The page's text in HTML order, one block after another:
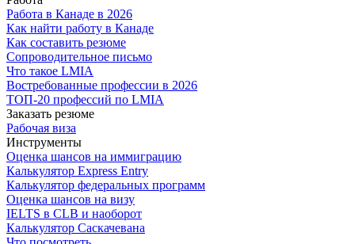
Работа в Канаде в 2026
Как найти работу в Канаде
Как составить резюме
Сопроводительное письмо
Что такое LMIA
Востребованные профессии в 2026
ТОП-20 профессий по LMIA
Заказать резюме
Рабочая виза
Инструменты
Оценка шансов на иммиграцию
Калькулятор Express Entry
Калькулятор федеральных программ
Оценка шансов на визу
IELTS в CLB и наоборот
Калькулятор Саскачевана